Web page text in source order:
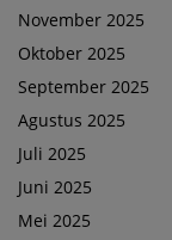
November 2025
Oktober 2025
September 2025
Agustus 2025
Juli 2025
Juni 2025
Mei 2025